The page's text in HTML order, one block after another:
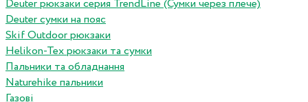
Deuter рюкзаки серия TrendLine (Сумки через плече)
Deuter сумки на пояс
Skif Outdoor рюкзаки
Helikon-Tex рюкзаки та сумки
Пальники та обладнання
Naturehike пальники
Газові